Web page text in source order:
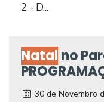
2 - D...
Natal no
30 de Novembro